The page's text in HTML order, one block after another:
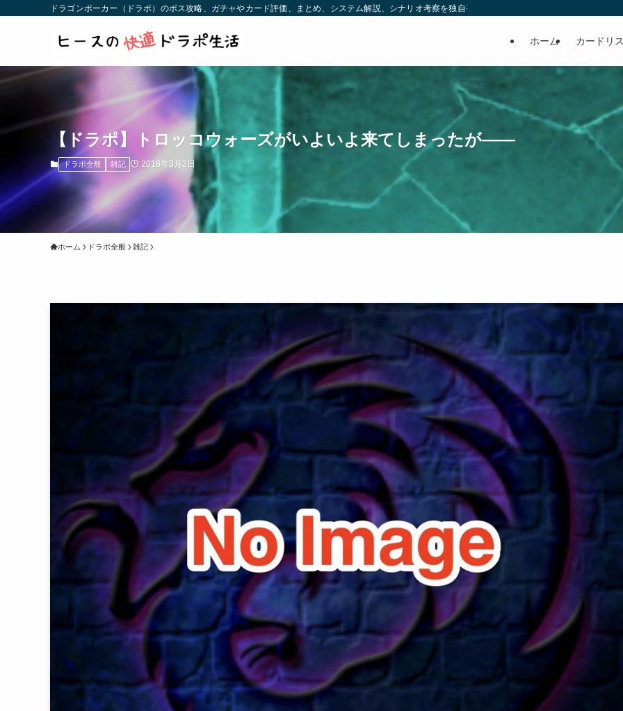
ドラゴンポーカー（ドラポ）のボス攻略、ガチャやカード評価、まとめ、システム解説、シナリオ考察を独自視点で発信する非公式ブログです。 | ヒ
ホーム カードリ
【ドラポ】トロッコウォーズがいよいよ来てしまったが――
ドラポ全般 雑記 2018年3月2日
ホーム ドラポ全般 雑記